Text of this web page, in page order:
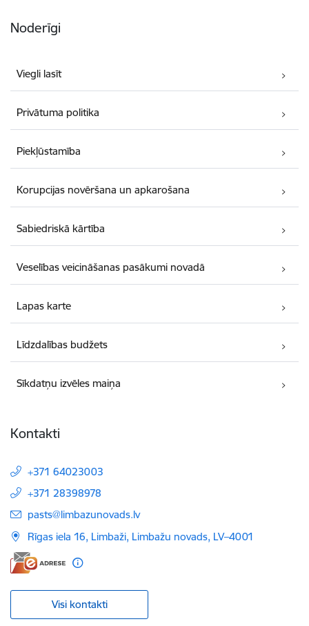
Noderīgi
Viegli lasīt
Privātuma politika
Piekļūstamība
Korupcijas novēršana un apkarošana
Sabiedriskā kārtība
Veselības veicināšanas pasākumi novadā
Lapas karte
Līdzdalības budžets
Sīkdatņu izvēles maiņa
Kontakti
+371 64023003
+371 28398978
E-pasts:
pasts@limbazunovads.lv
Rīgas iela 16, Limbaži, Limbažu novads, LV–4001
Visi kontakti